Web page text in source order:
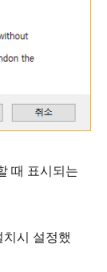
때 표시되는
치시 설정했